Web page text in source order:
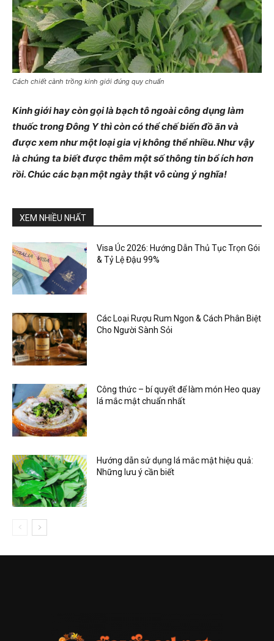
Cách chiết cành trồng kinh giới đúng quy chuẩn
Kinh giới hay còn gọi là bạch tô ngoài công dụng làm
thuốc trong Đông Y thì còn có thể chế biến đồ ăn và
được xem như một loại gia vị không thể nhiều. Như vậy
là chúng ta biết được thêm một số thông tin bổ ích hơn
rồi. Chúc các bạn một ngày thật vô cùng ý nghĩa!
XEM NHIỀU NHẤT
Visa Úc 2026: Hướng Dẫn Thủ Tục Trọn Gói
& Tỷ Lệ Đậu 99%
Các Loại Rượu Rum Ngon & Cách Phân Biệt
Cho Người Sành Sỏi
Công thức – bí quyết để làm món Heo quay
lá mắc mật chuẩn nhất
Hướng dẫn sử dụng lá mắc mật hiệu quả:
Những lưu ý cần biết